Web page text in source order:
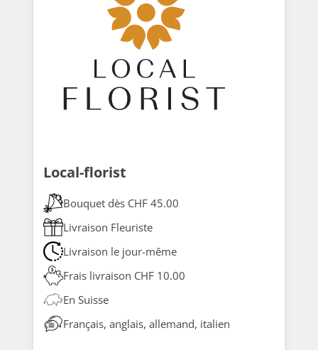
Local-florist
Bouquet dès CHF 45.00
Livraison Fleuriste
Livraison le jour-même
Frais livraison CHF 10.00
En Suisse
Français, anglais, allemand, italien